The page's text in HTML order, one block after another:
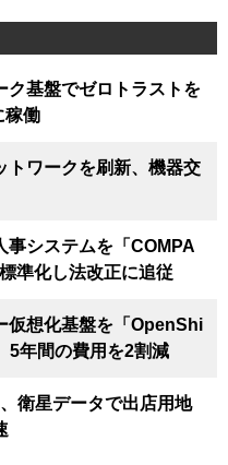
ク基盤でゼロトラストを
稼働
トワークを刷新、機器交
事システムを「COMPA
準化し法改正に追従
仮想化基盤を「OpenShi
年間の費用を2割減
衛星データで出店用地